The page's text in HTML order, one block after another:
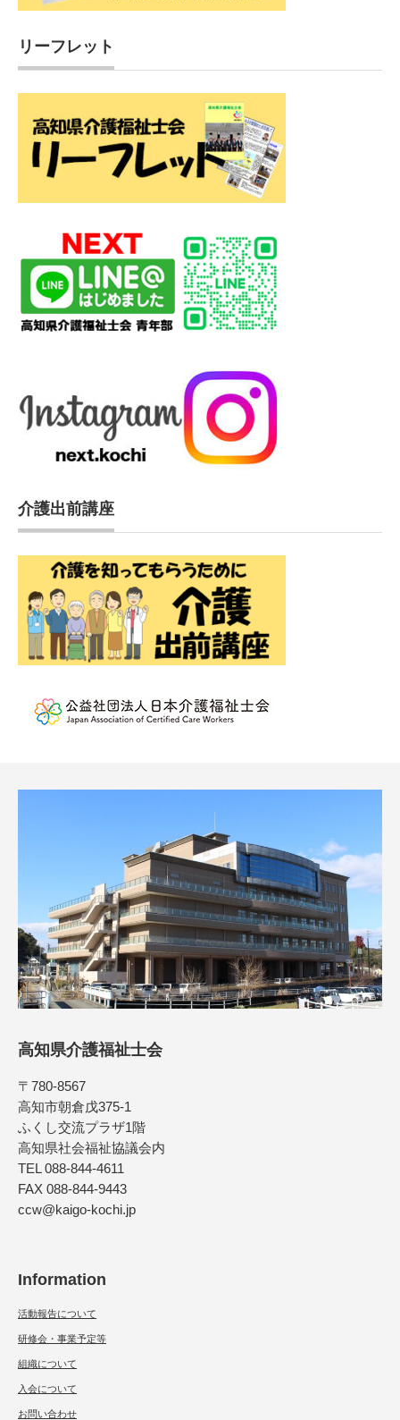
リーフレット
介護出前講座
高知県介護福祉士会
〒780-8567
高知市朝倉戊375-1
ふくし交流プラザ1階
高知県社会福祉協議会内
TEL 088-844-4611
FAX 088-844-9443
ccw@kaigo-kochi.jp
Information
活動報告について
研修会・事業予定等
組織について
入会について
お問い合わせ